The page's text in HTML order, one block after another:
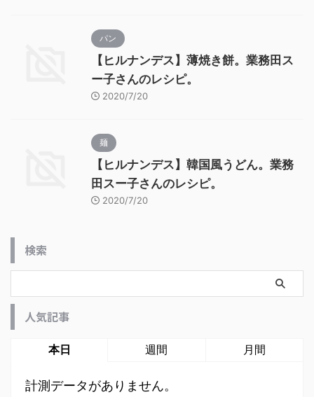
パン
【ヒルナンデス】薄焼き餅。業務田ス
ー子さんのレシピ。
2020/7/20
麺
【ヒルナンデス】韓国風うどん。業務
田スー子さんのレシピ。
2020/7/20
検索
人気記事
本日 週間 月間
計測データがありません。